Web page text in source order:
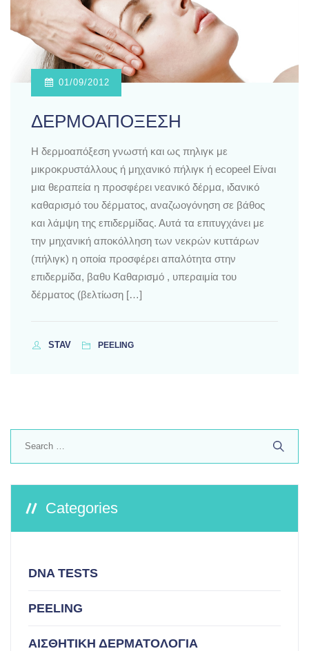
01/09/2012
ΔΕΡΜΟΑΠΟΞΕΣΗ
H δερμοαπόξεση γνωστή και ως πηλιγκ με
μικροκρυστάλλους ή μηχανικό πήλιγκ ή ecopeel Είναι
μια θεραπεία η προσφέρει νεανικό δέρμα, ιδανικό
καθαρισμό του δέρματος, αναζωογόνηση σε βάθος
και λάμψη της επιδερμίδας. Αυτά τα επιτυγχάνει με
την μηχανική αποκόλληση των νεκρών κυττάρων
(πήλιγκ) η οποία προσφέρει απαλότητα στην
επιδερμίδα, βαθυ Καθαρισμό , υπεραιμία του
δέρματος (βελτίωση […]
STAV PEELING
Categories
DNA TESTS
PEELING
ΑΙΣΘΗΤΙΚΗ ΔΕΡΜΑΤΟΛΟΓΙΑ